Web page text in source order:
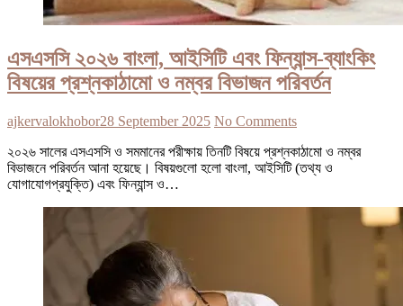
এসএসসি ২০২৬ বাংলা, আইসিটি এবং ফিন্যান্স-ব্যাংকিং
বিষয়ের প্রশ্নকাঠামো ও নম্বর বিভাজন পরিবর্তন
ajkervalokhobor28 September 2025 No Comments
২০২৬ সালের এসএসসি ও সমমানের পরীক্ষায় তিনটি বিষয়ে প্রশ্নকাঠামো ও নম্বর
বিভাজনে পরিবর্তন আনা হয়েছে। বিষয়গুলো হলো বাংলা, আইসিটি (তথ্য ও
যোগাযোগপ্রযুক্তি) এবং ফিন্যান্স ও…